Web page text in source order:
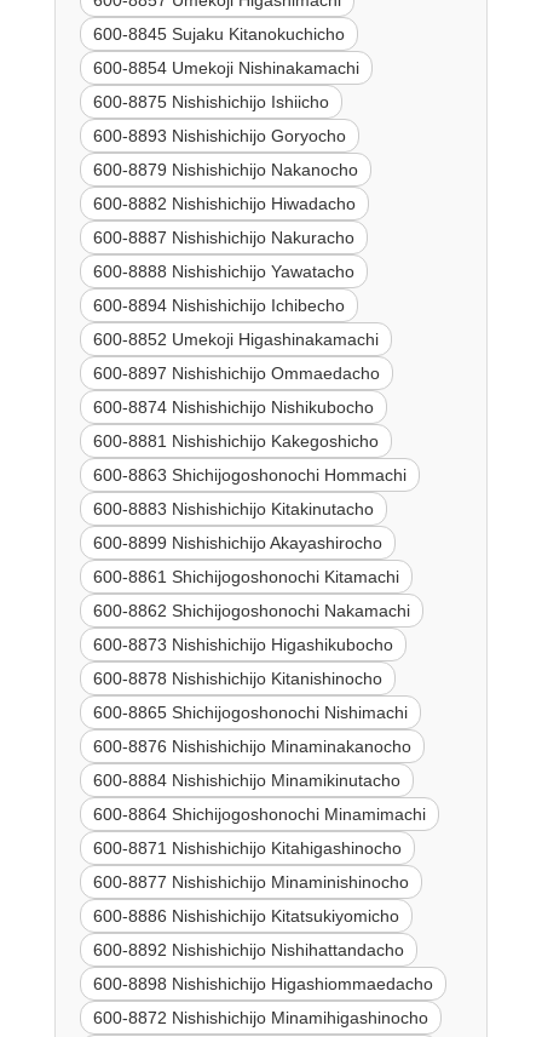
600-8845 Sujaku Kitanokuchicho
600-8854 Umekoji Nishinakamachi
600-8875 Nishishichijo Ishiicho
600-8893 Nishishichijo Goryocho
600-8879 Nishishichijo Nakanocho
600-8882 Nishishichijo Hiwadacho
600-8887 Nishishichijo Nakuracho
600-8888 Nishishichijo Yawatacho
600-8894 Nishishichijo Ichibecho
600-8852 Umekoji Higashinakamachi
600-8897 Nishishichijo Ommaedacho
600-8874 Nishishichijo Nishikubocho
600-8881 Nishishichijo Kakegoshicho
600-8863 Shichijogoshonochi Hommachi
600-8883 Nishishichijo Kitakinutacho
600-8899 Nishishichijo Akayashirocho
600-8861 Shichijogoshonochi Kitamachi
600-8862 Shichijogoshonochi Nakamachi
600-8873 Nishishichijo Higashikubocho
600-8878 Nishishichijo Kitanishinocho
600-8865 Shichijogoshonochi Nishimachi
600-8876 Nishishichijo Minaminakanocho
600-8884 Nishishichijo Minamikinutacho
600-8864 Shichijogoshonochi Minamimachi
600-8871 Nishishichijo Kitahigashinocho
600-8877 Nishishichijo Minaminishinocho
600-8886 Nishishichijo Kitatsukiyomicho
600-8892 Nishishichijo Nishihattandacho
600-8898 Nishishichijo Higashiommaedacho
600-8872 Nishishichijo Minamihigashinocho